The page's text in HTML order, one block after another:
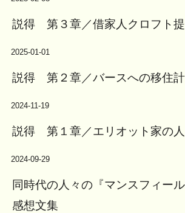
説得 第３章／借家人クロフト
2025-01-01
説得 第２章／バースへの移住
2024-11-19
説得 第１章／エリオット家の人
2024-09-29
同時代の人々の『マンスフィール
感想文集